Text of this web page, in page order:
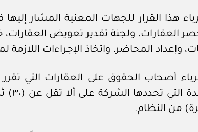
هذا القرار للجهات المعنية المشار
وإعداد المحاضر، واتخاذ الإجراءات
أصحاب الحقوق على العقارات التي
من النظام.